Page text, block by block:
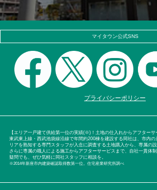
マイタウン公式SNS
プライバシーポリシー
【エリア一戸建て供給第一位の実績(※)！土地の仕入れからアフターサ
東武東上線・西武池袋線沿線で年間約200棟を建設する同社は、市内
リアを熟知する専門スタッフが入念に調査する土地購入から、専属の
さらに専属の職人による施工からアフターサービスまで、自社一貫体
疑問でも、ぜひ気軽に同社スタッフに相談を。
※2014年新座市内建築確認取得数第一位。住宅産業研究所調べ